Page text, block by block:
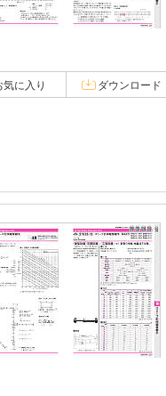
気に入り ダウンロード